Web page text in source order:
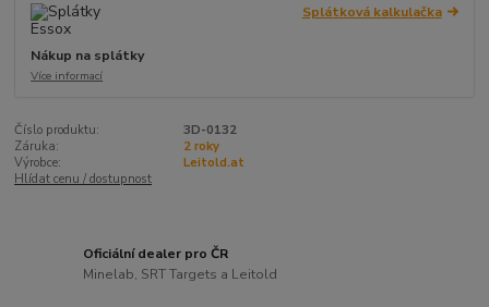
Splátková kalkulačka
Nákup na splátky
Více informací
Číslo produktu:
3D-0132
Záruka:
2 roky
Výrobce:
Leitold.at
Hlídat cenu / dostupnost
Oficiální dealer pro ČR
Minelab, SRT Targets a Leitold